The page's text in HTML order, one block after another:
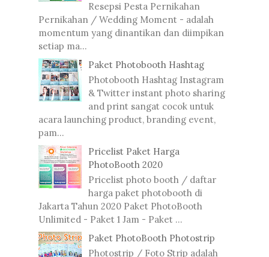
Resepsi Pesta Pernikahan
Pernikahan / Wedding Moment - adalah
momentum yang dinantikan dan diimpikan
setiap ma...
Paket Photobooth Hashtag
Photobooth Hashtag Instagram
& Twitter instant photo sharing
and print sangat cocok untuk
acara launching product, branding event,
pam...
Pricelist Paket Harga
PhotoBooth 2020
Pricelist photo booth / daftar
harga paket photobooth di
Jakarta Tahun 2020 Paket PhotoBooth
Unlimited - Paket 1 Jam - Paket ...
Paket PhotoBooth Photostrip
Photostrip / Foto Strip adalah